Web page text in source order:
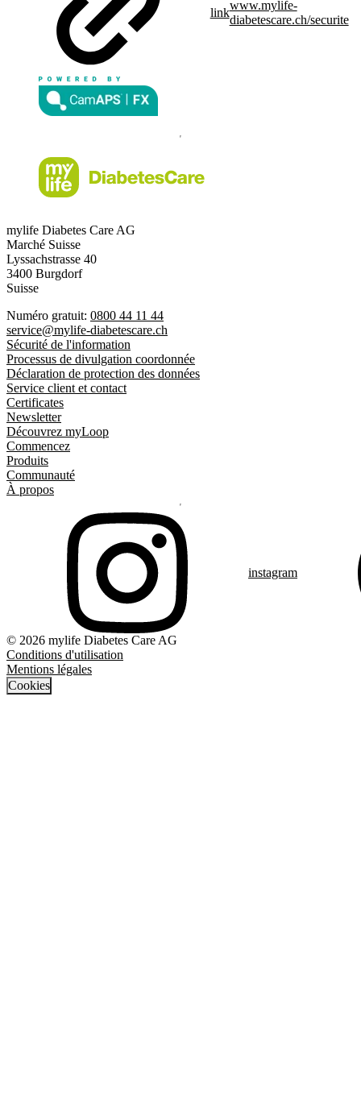
link
www.mylife-
diabetescare.ch/securite
mylife Diabetes Care AG
Marché Suisse
Lyssachstrasse 40
3400 Burgdorf
Suisse
Numéro gratuit: 0800 44 11 44
service@mylife-diabetescare.ch
Sécurité de l'information
Processus de divulgation coordonnée
Déclaration de protection des données
Service client et contact
Certificates
Newsletter
Découvrez myLoop
Commencez
Produits
Communauté
À propos
instagram
© 2026 mylife Diabetes Care AG
Conditions d'utilisation
Mentions légales
Cookies